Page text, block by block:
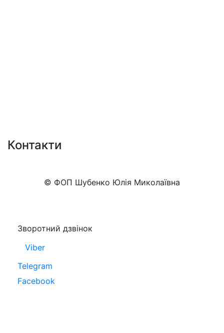
Контакти
© ФОП Шубенко Юлія Миколаївна
Зворотний дзвінок
Viber
Telegram
Facebook